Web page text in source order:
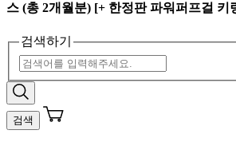
스 (총 2개월분) [+ 한정판 파워퍼프걸 키
검색하기
검색